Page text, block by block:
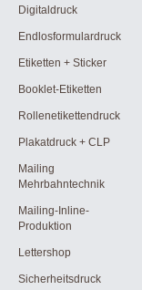
Digitaldruck
Endlosformulardruck
Etiketten + Sticker
Booklet-Etiketten
Rollenetikettendruck
Plakatdruck + CLP
Mailing
Mehrbahntechnik
Mailing-Inline-
Produktion
Lettershop
Sicherheitsdruck